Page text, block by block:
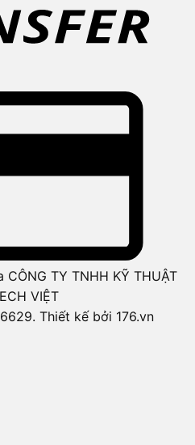
TY TNHH KỸ THUẬT
VIỆT
Thiết kế bởi 176.vn